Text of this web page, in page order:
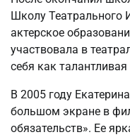
Школу Театрального
актерское
участвовала в
себя как
В 2005 году
большом экране в
обязательств». Ее